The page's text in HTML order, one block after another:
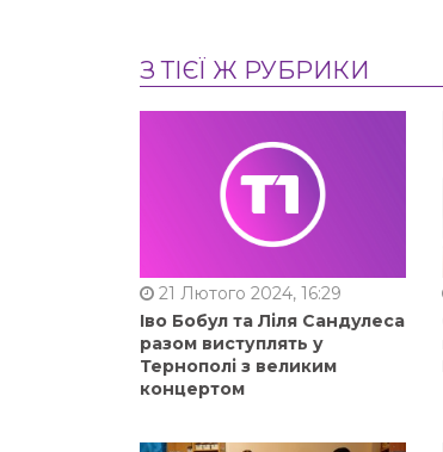
З ТІЄЇ Ж РУБРИКИ
21 Лютого 2024, 16:29
Іво Бобул та Ліля Сандулеса
разом виступлять у
Тернополі з великим
концертом